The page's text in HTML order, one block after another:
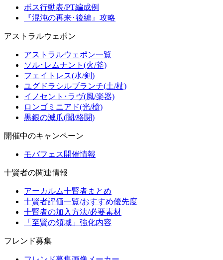
ボス行動表/PT編成例
『混沌の再来･後編』攻略
アストラルウェポン
アストラルウェポン一覧
ソル･レムナント(火/斧)
フェイトレス(水/剣)
ユグドラシルブランチ(土/杖)
イノセント･ラヴ(風/楽器)
ロンゴミニアド(光/槍)
黒銀の滅爪(闇/格闘)
開催中のキャンペーン
モバフェス開催情報
十賢者の関連情報
アーカルム十賢者まとめ
十賢者評価一覧/おすすめ優先度
十賢者の加入方法/必要素材
「至賢の領域」強化内容
フレンド募集